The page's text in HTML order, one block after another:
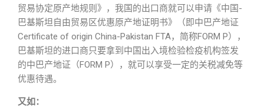
贸易协定原产地规则》，我国的出口商就可以申请《中国-
巴基斯坦自由贸易区优惠原产地证明书》（即中巴产地证
Certificate of origin China-Pakistan FTA，简称FORM P），
巴基斯坦的进口商只要拿到中国出入境检验检疫机构签发
的中巴产地证（FORM P），就可以享受一定的关税减免等
优惠待遇。
又如：